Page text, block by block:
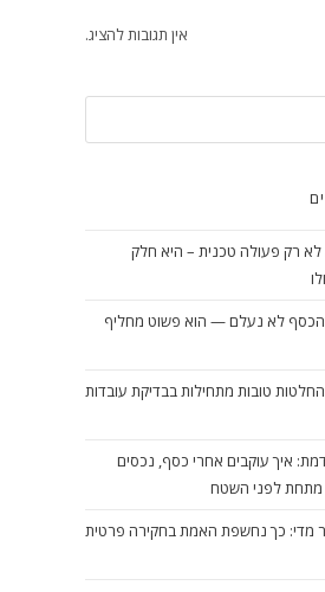
אין תגובות להציג.
רק פעולה טכנית – היא חלק
לא נעלם — הוא פשוט מחליף
טובות מתחילות בבדיקת עובדות
איך עוקבים אחרי כסף, נכסים
מתחת לפני השטח
מדי: כך נחשפת האמת בחקירה פרטית